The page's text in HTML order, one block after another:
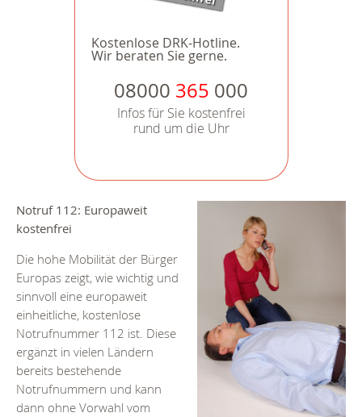
Kostenlose DRK-Hotline.
Wir beraten Sie gerne.
08000 365 000
Infos für Sie kostenfrei
rund um die Uhr
Notruf 112: Europaweit
kostenfrei
Die hohe Mobilität der Bürger
Europas zeigt, wie wichtig und
sinnvoll eine europaweit
einheitliche, kostenlose
Notrufnummer 112 ist. Diese
ergänzt in vielen Ländern
bereits bestehende
Notrufnummern und kann
dann ohne Vorwahl vom